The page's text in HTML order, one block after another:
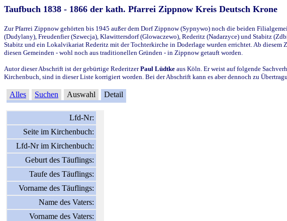
Taufbuch 1838 - 1866 der kath. Pfarrei Zippnow Kreis Deutsch Krone
Zur Pfarrei Zippnow gehörten bis 1945 außer dem Dorf Zippnow (Sypnywo) noch die beiden
(Dudylany), Freudenfier (Szwecja), Klawittersdorf (Glowaczewo), Rederitz (Nadarzyce) und Stabitz
Stabitz und ein Lokalvikariat Rederitz mit der Tochterkirche in Doderlage wurden errichtet. Ab diesem
diesen Gemeinden - wohl noch aus traditionellen Gründen - in Zippnow getauft worden.
Autor dieser Abschrift ist der gebürtige RederitzerPaul Lüdtke aus Köln. Er weist auf folgende
Kirchenbuch, sind in dieser Liste korrigiert worden. Bei der Abschrift kann es aber dennoch zu
Alles Suchen Auswahl Detail
Lfd-Nr:
Seite im Kirchenbuch:
Lfd-Nr im Kirchenbuch:
Geburt des Täuflings:
Taufe des Täuflings:
Vorname des Täuflings:
Name des Vaters:
Vorname des Vaters: